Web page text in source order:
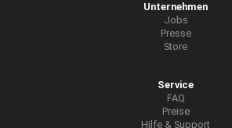
Unternehmen
Jobs
Presse
Store
Service
FAQ
Preise
Hilfe & Support